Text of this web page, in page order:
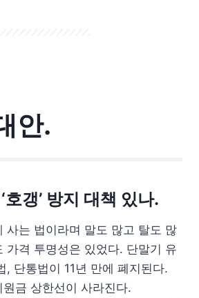
안.
호갱’ 방지 대책 있나.
사는 법이라며 말도 많고 탈도 많
가격 투명성은 있었다. 단말기 유
, 단통법이 11년 만에 폐지된다.
금 상한선이 사라진다.